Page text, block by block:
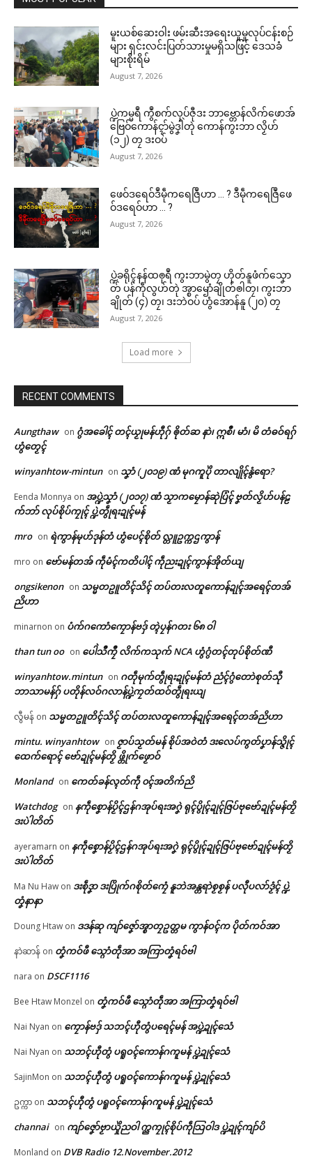
ဌာန်ပရိုၚ်ဗၠးၜးမန်
ရုဲစှ်
ဗွဳဒဳယဵု
© ဌာန်ပရိုၚ်ဗၠးၜးမန်
Related
အပ္ဍဲပွိုၚ်ဍုၚ်လှာဒကှ် ပၠောပ်ကၠေၚ်
န် (၁) ဠက်ဒကေဝ်ပြၚ်
March 12, 2026
ပရေၚ်ဂကူ
ပ်ကဵုအကာဲအရာ ဍုင်ကျာ်ပိ
In "Vox Pop"
မူးယစ်ဆေးဝါး ဖမ်းဆီးအရေးယူမှုလုပ်ငန်းစဉ်
များ ရှင်းလင်းပြတ်သားမှုမရှိသဖြင့် ဒေသခံ
များစိုးရိမ်
August 7, 2026
ပ္ဍဲကမ္မရဳ ကွဳစက်လုပ်ဇီုဒး ဘာဗ္တောန်လိက်ဖောအ်
ဗြေဝ်ကောန်ၚာ်မွဲဒၞါဲတုဲ ကောန်ကွးဘာ လၟိဟ်
(၁၂) တၠ ဒးဝပ်
August 7, 2026
ဖေဝ်ဒရေဝ်ဒဳမဵုကရေဇြဳဟာ … ? ဒဳမဵုကရေဇြဳဖေ
ဝ်ဒရေဝ်ဟာ … ?
August 7, 2026
ပ္ဍဲခရိုၚ်နန်ထၜုရဳ ကွးဘာမွဲတၠ ဟိုတ်နူဖံက်သၞော
တ် ပန်ကဵုလွဟ်တုဲ အ္စာၝောံချိုတ်ၜါတၠ၊ ကွးဘာ
ချိုတ် (၄) တၠ၊ ဒးဘဲဝပ် ဟွံအောန်နူ (၂၀) တၠ
August 7, 2026
Load more
RECENT COMMENTS
Aungthaw on ဂွံအခေါၚ် တၚ်ယၟုမန်ဟီုဂှ် ၜိုတ်ဆ နာဲ၊ ဣစဳ၊ မာံ၊ မိ တံဓဝ်ရဂှ်
ဟွံတၟေၚ်
winyanhtow-mintun on သၞာံ (၂၀၁၉) ဏံ မုဂကူပိုဲ တာလျိုၚ်နွံရော?
Eenda Monnya on အပ္ဍဲသၞာံ (၂၀၁၇) ဏံ သၟာကမၠောန်ဆုဲပြံၚ် ဗၞတ်လၟိဟ်ပန်ဠ
က်ဘာ် လုပ်စိုပ်ကၠုၚ် ပ္ဍဲတွဵုရးဍုၚ်မန်
mro on ရဲကွာန်မုဟ်ဒုန်တံ ဟွံပေၚ်စိုတ် လ္တူဥက္ကဌကွာန်
mro on ဗော်မန်တအ် ကဵုမံၚ်ကတိပါၚ် ကဵုညးဍုၚ်ကွာန်အိုတ်ယျ
ongsikenon on သမ္မတဥူတိၚ်သိၚ် တပ်တးလတူကောန်ဍုၚ်အရေၚ်တအ်
ညိဟာ
minarnon on ပံက်ဂကောံကၠောန်ဗဒှ် တ္ၚဲပၠန်ဂတး ၆၈ ဝါ
than tun oo on ပေါဲသဳကၠဳ လိက်ကသုက် NCA ဟွံဂွံတၚ်တုပ်စိုတ်ဏီ
winyanhtow.mintun on ဂတဵုမုက်တွဵုရးဍုၚ်မန်တံ ညံၚ်ဂွံတောဲစုတ်သီု
ဘာသာမန်ဂှ် ပတိုန်လဝ်ဂလာန်ပ္ဍဲကၠတ်ထဝ်တွဵုရးယျ
လွီမန် on သမ္မတဥူတိၚ်သိၚ် တပ်တးလတူကောန်ဍုၚ်အရေၚ်တအ်ညိဟာ
mintu. winyanhtow on ဇၟာပ်သၟတ်မန် စိုပ်အဝဲတံ ဒးလေပ်ကွတ်ပၞာန်သ္ဇိုၚ်
ထေက်ရောၚ် ဗော်ဍုၚ်မန်တၟိ ဖ္တိုက်ဖၟောဝ်
Monland on ကေတ်ခန်လ္ၚတ်ကဵု ၀ၚ်အတိက်ညိ
Watchdog on နကဵုစၞောန်ပၟိၚ်ဌန်ဂအုပ်ရးအဂၞဲ ရုၚ်ပွိုၚ်ဍုၚ်ဇြပ်ဗုဗော်ဍုၚ်မန်တၟိ
ဒးပဲါတိတ်
ayeramarn on နကဵုစၞောန်ပၟိၚ်ဌန်ဂအုပ်ရးအဂၞဲ ရုၚ်ပွိုၚ်ဍုၚ်ဇြပ်ဗုဗော်ဍုၚ်မန်တၟိ
ဒးပဲါတိတ်
Ma Nu Haw on ဒးစဵုဒၞာ ဒးပြိုက်ဂစိုတ်ကၠေံ နူဘဲအန္တရာဲစၟစၟန် ပလီုပလာ်ဒၟံၚ် ပ္ဍဲ
တၞံနာနာ
Doung Htaw on ဒဒန်ဆု ကျာ်ဇၞော်အ္စာတၠဥတ္တမ ကွာန်ဝၚ်က ပိုတ်ကဝ်အာ
နာဲဆာန် on တၞံကဝ်ဖီ သ္ဂောံတဵုအာ အကြာတၞံရဝ်ဗါ
nara on DSCF1116
Bee Htaw Monzel on တၞံကဝ်ဖီ သ္ဂောံတဵုအာ အကြာတၞံရဝ်ဗါ
Nai Nyan on ကၠောန်ဗဒှ် သဘၚ်ဟီုတွံပရေၚ်မန် အပ္ဍဲဍုၚ်သေံ
Nai Nyan on သဘၚ်ဟီုတွံ ပရူဝၚ်ကောန်ဂကူမန် ပ္ဍဲဍုၚ်သေံ
SajinMon on သဘၚ်ဟီုတွံ ပရူဝၚ်ကောန်ဂကူမန် ပ္ဍဲဍုၚ်သေံ
ဥက္ကာ on သဘၚ်ဟီုတွံ ပရူဝၚ်ကောန်ဂကူမန် ပ္ဍဲဍုၚ်သေံ
channai on ကျာ်ဇၞော်ဗၟာယှိုဲညဝါ က္ညကၠုၚ်စိုပ်ကဵုသြဝါဒ ပ္ဍဲဍုၚ်ကျာ်ပိ
Monland on DVB Radio 12.November.2012